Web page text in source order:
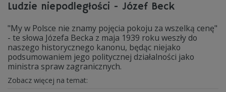
Ludzie niepodległości - Józef Beck
"My w Polsce nie znamy pojęcia pokoju za wszelką cenę"
- te słowa Józefa Becka z maja 1939 roku weszły do
naszego historycznego kanonu, będąc niejako
podsumowaniem jego politycznej działalności jako
ministra spraw zagranicznych.
Zobacz więcej na temat: